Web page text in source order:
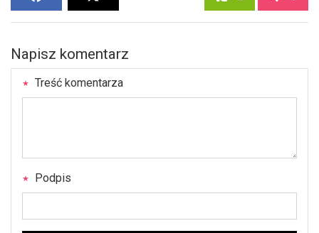
Napisz komentarz
Treść komentarza
Podpis